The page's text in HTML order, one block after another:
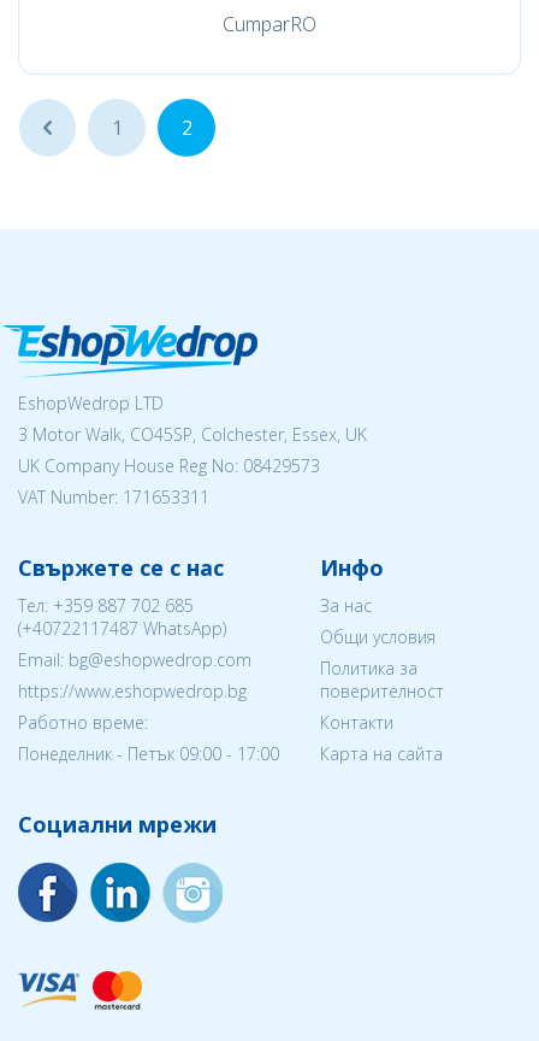
CumparRO
... 1 2
EshopWedrop LTD
3 Motor Walk, CO45SP, Colchester, Essex, UK
UK Company House Reg No: 08429573
VAT Number: 171653311
Свържете се с нас
Тел: +359 887 702 685
(+40722117487 WhatsApp)
Email: bg@eshopwedrop.com
https://www.eshopwedrop.bg
Работно време:
Понеделник - Петък 09:00 - 17:00
Инфо
За нас
Общи условия
Политика за
поверителност
Контакти
Карта на сайта
Социални мрежи